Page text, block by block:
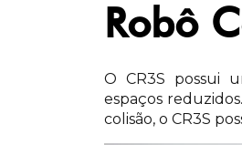
Robô
O CR3S possui
espaços
colisão, o CR3S